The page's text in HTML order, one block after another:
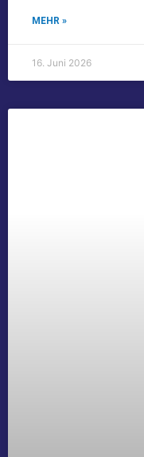
MEHR »
16. Juni 2026